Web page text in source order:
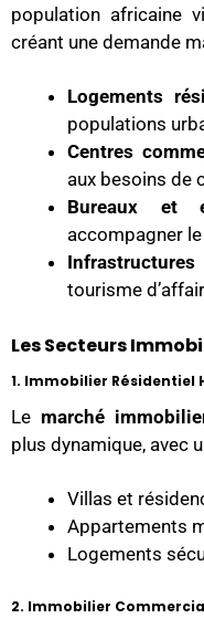
population africaine
créant une demande
Logements
populations
Centres
aux besoins de
Bureaux et
accompagner
tourisme
Les Secteurs
1. Immobilier Résidentiel
Le marché
plus dynamique, avec
Villas et
Appartements
Logements
2. Immobilier